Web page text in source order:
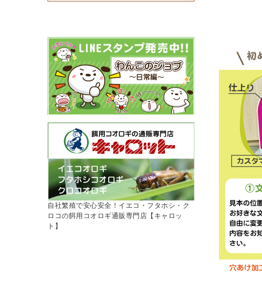
自社繁殖で安心安全！イエコ・フタホシ・ク
ロコの餌用コオロギ通販専門店【キャロッ
ト】